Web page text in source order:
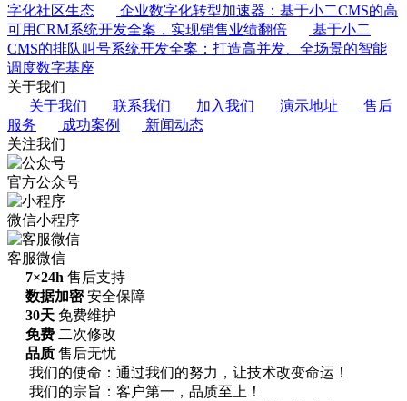
字化社区生态
企业数字化转型加速器：基于小二CMS的高
可用CRM系统开发全案，实现销售业绩翻倍
基于小二
CMS的排队叫号系统开发全案：打造高并发、全场景的智能
调度数字基座
关于我们
关于我们
联系我们 加入我们 演示地址
售后
服务
成功案例
新闻动态
关注我们
官方公众号
微信小程序
客服微信
7×24h 售后支持
数据加密安全保障
30天 免费维护
免费 二次修改
品质 售后无忧
我们的使命：通过我们的努力，让技术改变命运！
我们的宗旨：客户第一，品质至上！